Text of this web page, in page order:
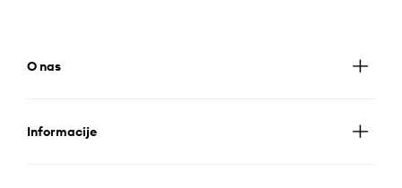
O nas
Informacije